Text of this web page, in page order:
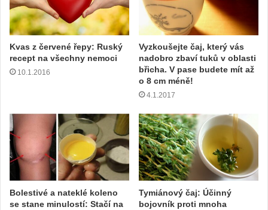
Kvas z červené řepy: Ruský
recept na všechny nemoci
10.1.2016
Vyzkoušejte čaj, který vás
nadobro zbaví tuků v oblasti
břicha. V pase budete mít až
o 8 cm méně!
4.1.2017
Bolestivé a nateklé koleno
se stane minulostí: Stačí na
Tymiánový čaj: Účinný
bojovník proti mnoha